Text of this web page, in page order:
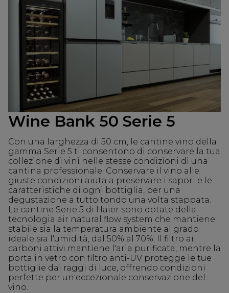
Wine Bank 50 Serie 5
Con una larghezza di 50 cm, le cantine vino della
gamma Serie 5 ti consentono di conservare la tua
collezione di vini nelle stesse condizioni di una
cantina professionale. Conservare il vino alle
giuste condizioni aiuta a preservare i sapori e le
caratteristiche di ogni bottiglia, per una
degustazione a tutto tondo una volta stappata.
Le cantine Serie 5 di Haier sono dotate della
tecnologia air natural flow system che mantiene
stabile sia la temperatura ambiente al grado
ideale sia l'umidità, dal 50% al 70%. Il filtro ai
carboni attivi mantiene l'aria purificata, mentre la
porta in vetro con filtro anti-UV protegge le tue
bottiglie dai raggi di luce, offrendo condizioni
perfette per un'eccezionale conservazione del
vino.